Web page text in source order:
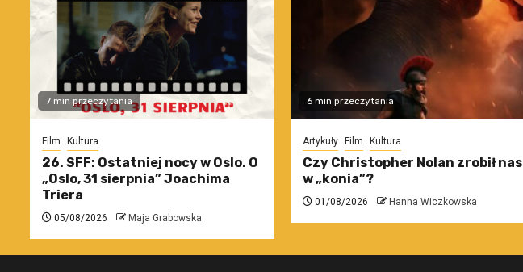
7 min przeczytania
Film Kultura
26. SFF: Ostatniej nocy w Oslo. O
„Oslo, 31 sierpnia” Joachima
Triera
05/08/2026 Maja Grabowska
6 min przeczytania
Artykuły Film Kultura
Czy Christopher Nolan zrobił nas
w „konia”?
01/08/2026 Hanna Wiczkowska